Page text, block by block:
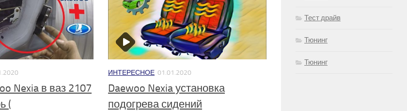
Nexia в ваз 2107
(
ИНТЕРЕСНОЕ 01.01.2020
Daewoo Nexia установка
подогрева сидений
Тест драйв
Тюнинг
Тюнинг